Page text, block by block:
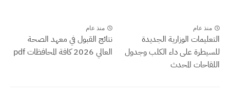
منذ عام
التعليمات الوزارية الجديدة
للسيطرة على داء الكلب وجدول
اللقاحات المحدث
منذ عام
نتائج القبول في معهد الصحة
العالي 2026 كافة المحافظات pdf